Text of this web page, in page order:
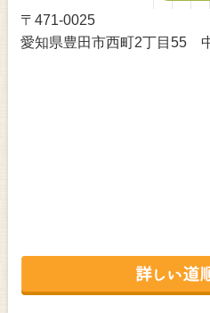
〒471-0025
愛知県豊田市西町2丁目55